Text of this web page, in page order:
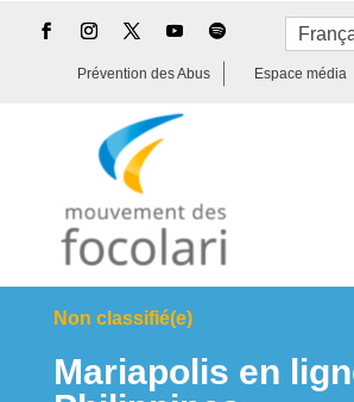
Prévention des Abus Espace média
Non classifié(e)
Mariapolis en